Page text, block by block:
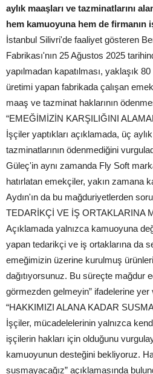
aylık maaşları ve tazminatlarını
hem kamuoyuna hem de firmanın
İstanbul Silivri'de faaliyet gösteren
Fabrikası'nın 25 Ağustos 2025
yapılmadan kapatılması, yaklaşık
üretimi yapan fabrikada çalışan
maaş ve tazminat haklarının
“EMEĞİMİZİN KARŞILIĞINI
İşçiler yaptıkları açıklamada, üç
tazminatlarının ödenmediğini
Güleç'in aynı zamanda Fly Soft
hatırlatan emekçiler, yakın zamana
Aydın'ın da bu mağduriyetlerden
TEDARİKÇİ VE İŞ ORTAKLARINA
Açıklamada yalnızca kamuoyuna
yapan tedarikçi ve iş ortaklarına da
emeğimizin üzerine kurulmuş ürünleri
dağıtıyorsunuz. Bu süreçte mağdur
görmezden gelmeyin” ifadelerine yer
“HAKKIMIZI ALANA KADAR
İşçiler, mücadelelerinin yalnızca
işçilerin hakları için olduğunu
kamuoyunun desteğini bekliyoruz.
susmayacağız” açıklamasında